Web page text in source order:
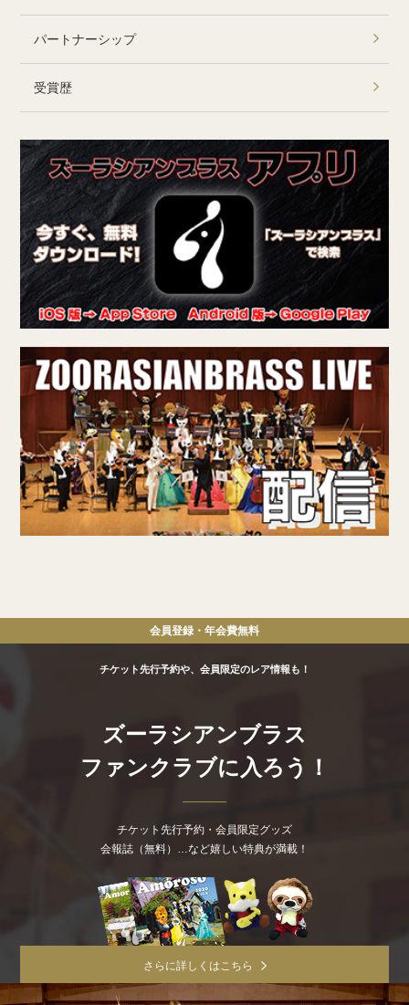
パートナーシップ
受賞歴
会員登録・年会費無料
チケット先行予約や、会員限定のレア情報も！
ズーラシアンブラス
ファンクラブに入ろう！
チケット先行予約・会員限定グッズ
会報誌（無料）…など嬉しい特典が満載！
さらに詳しくはこちら